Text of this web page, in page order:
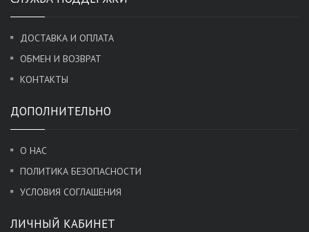
ДОСТАВКА И ОПЛАТА
ОБМЕН И ВОЗВРАТ
КОНТАКТЫ
ДОПОЛНИТЕЛЬНО
О НАС
ПОЛИТИКА БЕЗОПАСНОСТИ
УСЛОВИЯ СОГЛАШЕНИЯ
ЛИЧНЫЙ КАБИНЕТ